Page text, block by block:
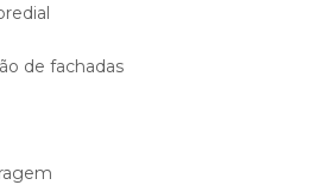
de fachadas